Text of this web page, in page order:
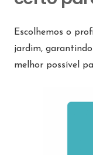
Escolhemos o
jardim,
melhor possível